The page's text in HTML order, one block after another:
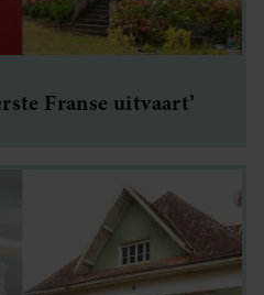
Franse uitvaart’